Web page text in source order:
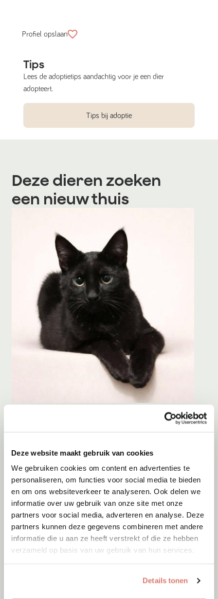
Deze website maakt gebruik van cookies
We gebruiken cookies om content en advertenties te
personaliseren, om functies voor social media te bieden
en om ons websiteverkeer te analyseren. Ook delen we
informatie over uw gebruik van onze site met onze
partners voor social media, adverteren en analyse. Deze
partners kunnen deze gegevens combineren met andere
informatie die u aan ze heeft verstrekt of die ze hebben
verzameld op basis van uw gebruik van hun services.
Details tonen
Profiel opslaan
Tips
Lees de adoptietips aandachtig voor je een dier
adopteert.
Tips bij adoptie
Deze dieren zoeken
een nieuw thuis